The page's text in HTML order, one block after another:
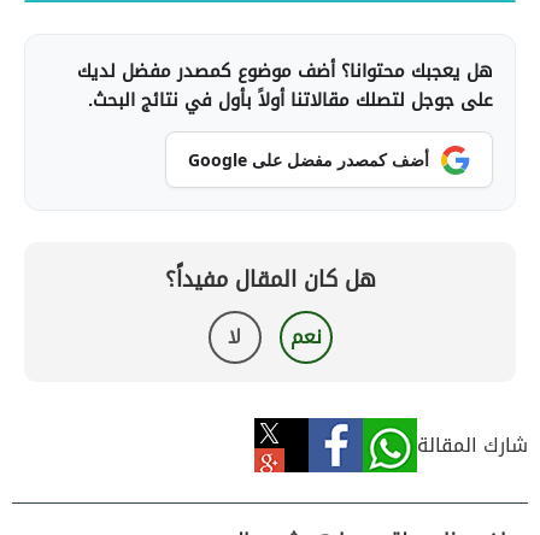
هل يعجبك محتوانا؟ أضف موضوع كمصدر مفضل لديك
على جوجل لتصلك مقالاتنا أولاً بأول في نتائج البحث.
أضف كمصدر مفضل على Google
هل كان المقال مفيداً؟
نعم لا
شارك المقالة